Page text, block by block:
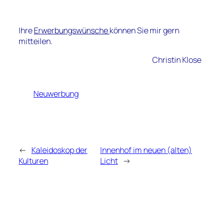
IhreErwerbungswünschekönnen Sie mir gern
mitteilen.
Christin Klose
Neuwerbung
← Kaleidoskop der
Kulturen
Innenhof im neuen (alten)
Licht →